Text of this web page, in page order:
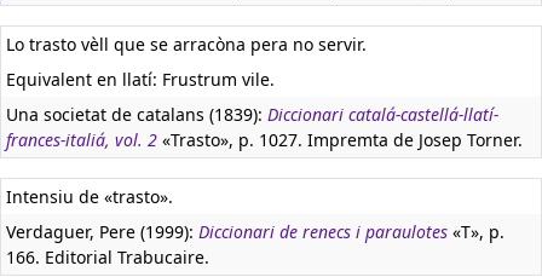
Lo trasto vèll que se arracòna pera no servir.
Equivalent en llatí: Frustrum vile.
Una societat de catalans (1839): Diccionari catalá-castellá-llatí-
frances-italiá, vol. 2 «Trasto», p. 1027. Impremta de Josep Torner.
Intensiu de «trasto».
Verdaguer, Pere (1999): Diccionari de renecs i paraulotes «T», p.
166. Editorial Trabucaire.